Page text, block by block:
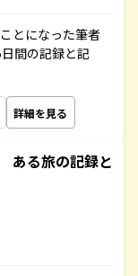
とになった筆者
間の記録と記
詳細を見る
ある旅の記録と